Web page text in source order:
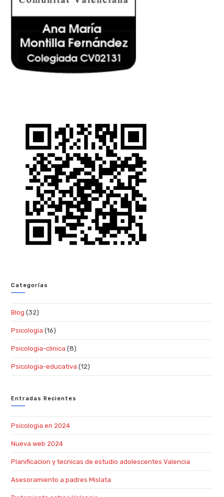
Categorías
Blog (32)
Psicologia (16)
Psicologia-clinica (8)
Psicologia-educativa (12)
Entradas Recientes
Psicologia en 2024
Nueva web 2024
Planificacion y tecnicas de estudio adolescentes Valencia
Asesoramiento a padres Mislata